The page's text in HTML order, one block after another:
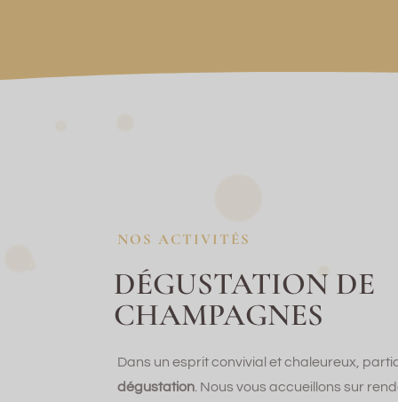
NOS ACTIVITÉS
DÉGUSTATION DE
CHAMPAGNES
Dans un esprit convivial et chaleureux,
dégustation . Nous vous accueillons sur